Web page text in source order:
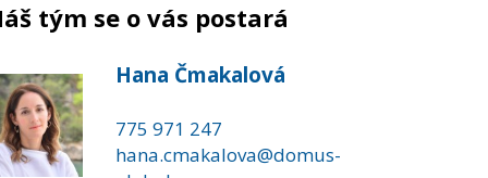
tým se o vás postará
Hana Čmakalová
775 971 247
hana.cmakalova@domus-